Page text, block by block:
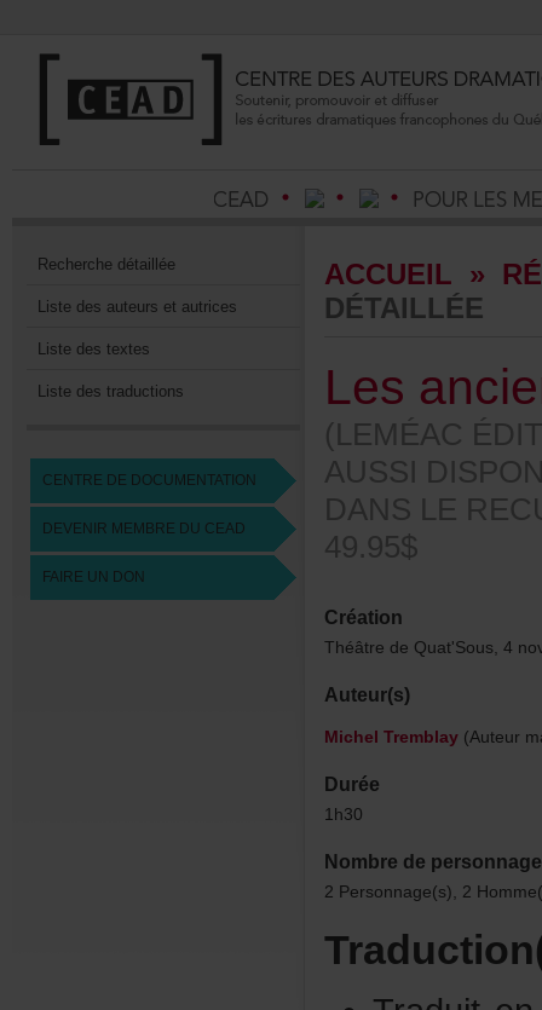
Recherchedétaillée
Listedesauteursetautrices
Listedestextes
Listedestraductions
CENTREDEDOCUMENTATION
DEVENIRMEMBREDUCEAD
FAIREUNDON
ACCUEIL »
DÉTAILLÉE
49.95$
Création
Auteur(s)
MichelTremblay
Durée
1h30